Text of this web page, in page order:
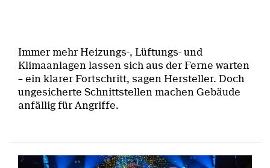
Immer mehr Heizungs-, Lüftungs- und
Klimaanlagen lassen sich aus der Ferne warten
– ein klarer Fortschritt, sagen Hersteller. Doch
ungesicherte Schnittstellen machen Gebäude
anfällig für Angriffe.